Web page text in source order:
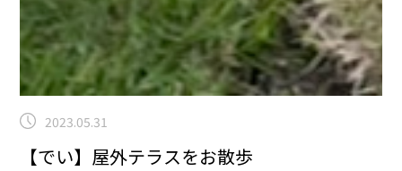
2023.05.31
【でい】屋外テラスをお散歩